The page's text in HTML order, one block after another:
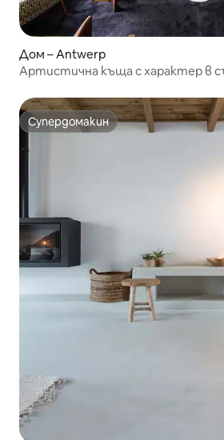
Дом – Antwerp
Артистична къща с характер в
Супердомакин
Супердомакин